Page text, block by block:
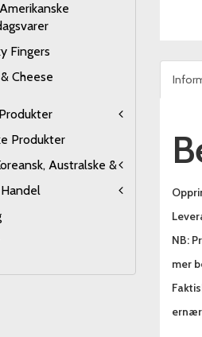
Fingers
Cheese
Produkter
Australske &
NB:
mer